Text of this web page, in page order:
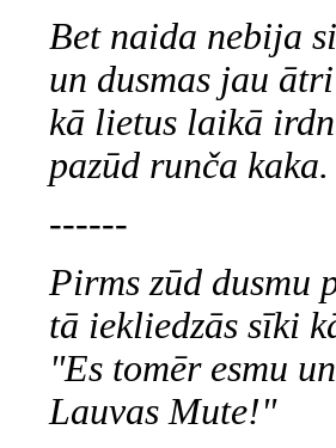
Bet naida nebija
un dusmas jau
kā lietus laikā
pazūd runča kaka.
------
Pirms zūd dusmu
tā iekliedzās sīki
"Es tomēr esmu
Lauvas Mute!"